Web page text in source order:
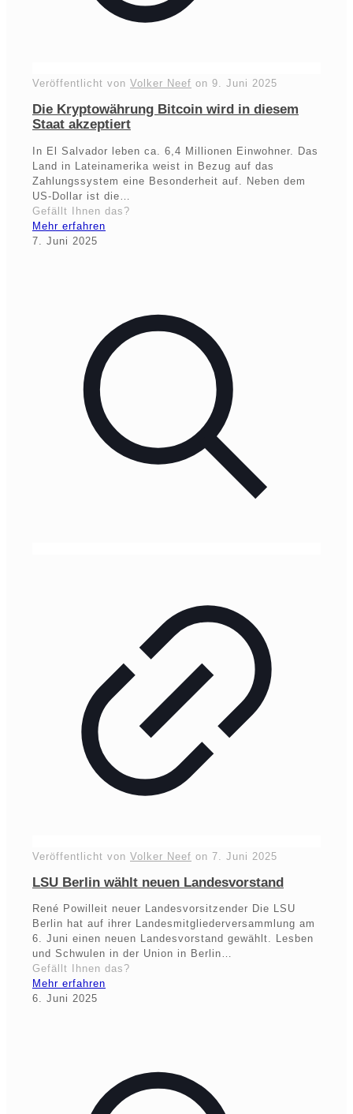
Veröffentlicht von Volker Neef on 9. Juni 2025
Die Kryptowährung Bitcoin wird in diesem
Staat akzeptiert
In El Salvador leben ca. 6,4 Millionen Einwohner. Das
Land in Lateinamerika weist in Bezug auf das
Zahlungssystem eine Besonderheit auf. Neben dem
US-Dollar ist die…
Gefällt Ihnen das?
Mehr erfahren
7. Juni 2025
Veröffentlicht von Volker Neef on 7. Juni 2025
LSU Berlin wählt neuen Landesvorstand
René Powilleit neuer Landesvorsitzender Die LSU
Berlin hat auf ihrer Landesmitgliederversammlung am
6. Juni einen neuen Landesvorstand gewählt. Lesben
und Schwulen in der Union in Berlin…
Gefällt Ihnen das?
Mehr erfahren
6. Juni 2025